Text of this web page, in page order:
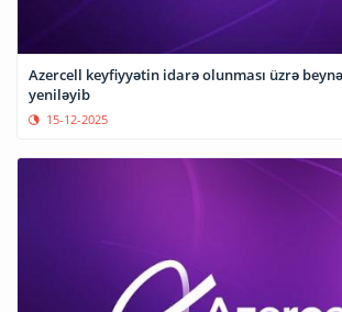
Azercell keyfiyyətin idarə olunması üzrə
yeniləyib
15-12-2025